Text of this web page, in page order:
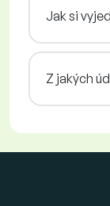
Jak si
Z jakých